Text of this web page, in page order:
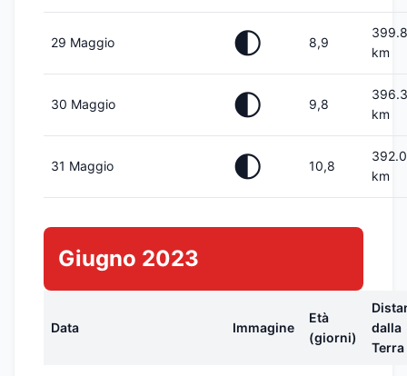
29 Maggio 🌓 8,9
km
30 Maggio 🌓 9,8
km
31 Maggio 🌓 10,8
km
Giugno 2023
Data Immagine
Età
(giorni)
dalla
Terra